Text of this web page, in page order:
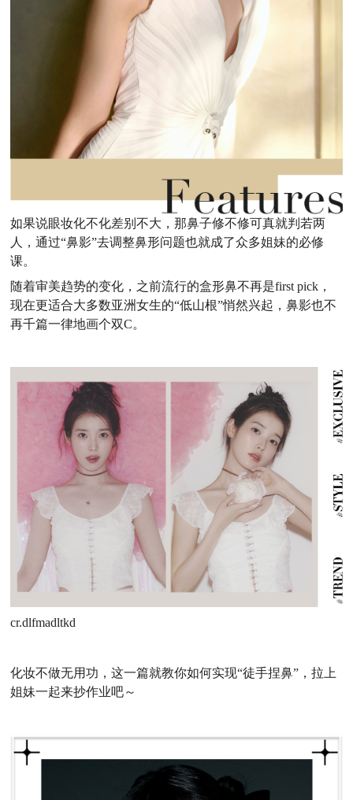
如果说眼妆化不化差别不大，那鼻子修不修可真就判若两
人，通过“鼻影”去调整鼻形问题也就成了众多姐妹的必修
课。
随着审美趋势的变化，之前流行的盒形鼻不再是first pick，
现在更适合大多数亚洲女生的“低山根”悄然兴起，鼻影也不
再千篇一律地画个双C。
cr.dlfmadltkd
化妆不做无用功，这一篇就教你如何实现“徒手捏鼻”，拉上
姐妹一起来抄作业吧～